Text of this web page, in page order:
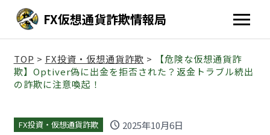
FX仮想通貨詐欺情報局
TOP > FX投資・仮想通貨詐欺 >
【危険な仮想通貨詐
欺】Optiver偽に出金を拒否された？返金トラブル続出
の詐欺に注意喚起！
FX投資・仮想通貨詐欺 schedule 2025年10月6日